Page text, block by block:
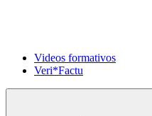
Videos formativos
Veri*Factu